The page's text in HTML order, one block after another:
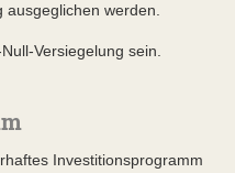
ausgeglichen werden.
Versiegelung sein.
Investitionsprogramm